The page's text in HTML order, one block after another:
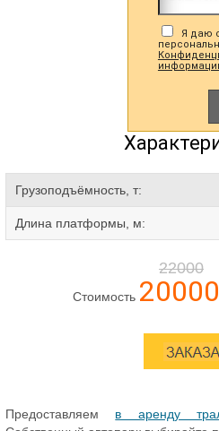
Я даю
Грузоподъёмность, т:
Длина платформы, м:
22000
Стоимость 20000
Предоставляем в аренду